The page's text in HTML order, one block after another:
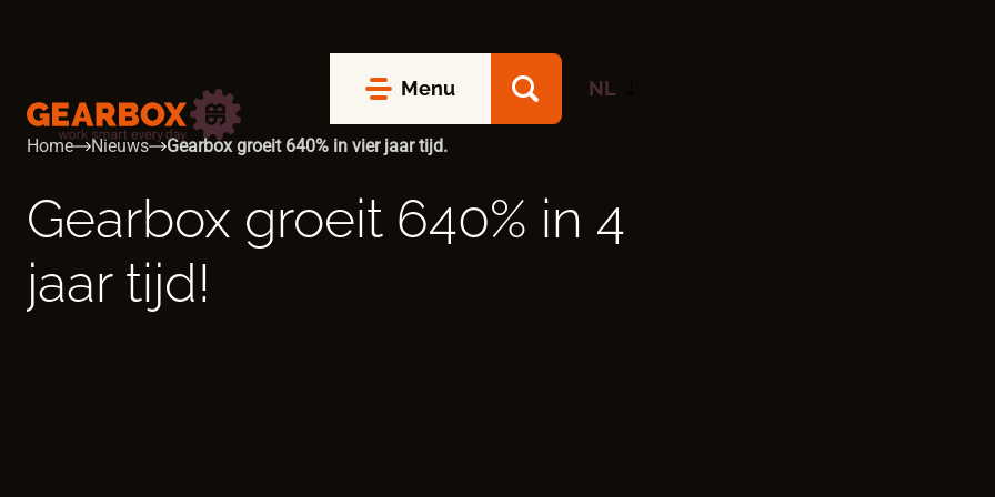
Menu NL
Home Nieuws Gearbox groeit 640% in vier jaar tijd.
Gearbox groeit 640% in 4
jaar tijd!